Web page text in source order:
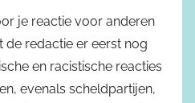
je reactie voor anderen
redactie er eerst nog
en racistische reacties
evenals scheldpartijen,